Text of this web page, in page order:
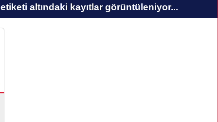
etiketi altındaki kayıtlar görüntüleniyor...